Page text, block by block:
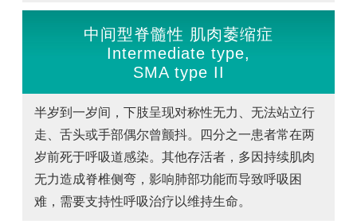
中间型脊髓性 肌肉萎缩症
Intermediate type,
SMA type II
半岁到一岁间，下肢呈现对称性无力、无法站立行
走、舌头或手部偶尔曾颤抖。四分之一患者常在两
岁前死于呼吸道感染。其他存活者，多因持续肌肉
无力造成脊椎侧弯，影响肺部功能而导致呼吸困
难，需要支持性呼吸治疗以维持生命。